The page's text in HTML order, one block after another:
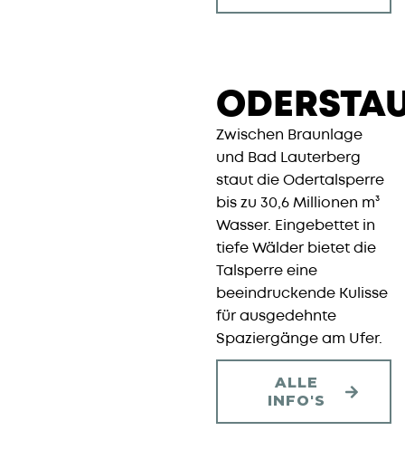
Zwischen Braunlage
und Bad Lauterberg
staut die Odertalsperre
bis zu 30,6 Millionen m³
Wasser. Eingebettet in
tiefe Wälder bietet die
Talsperre eine
beeindruckende Kulisse
für ausgedehnte
Spaziergänge am Ufer.
ALLE
INFO'S